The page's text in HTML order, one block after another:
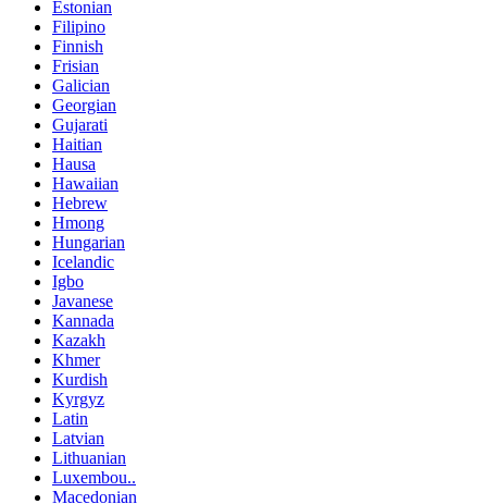
Estonian
Filipino
Finnish
Frisian
Galician
Georgian
Gujarati
Haitian
Hausa
Hawaiian
Hebrew
Hmong
Hungarian
Icelandic
Igbo
Javanese
Kannada
Kazakh
Khmer
Kurdish
Kyrgyz
Latin
Latvian
Lithuanian
Luxembou..
Macedonian